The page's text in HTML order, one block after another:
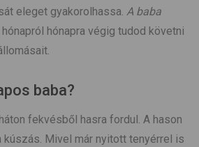
eleget gyakorolhassa. A baba
hónapra végig tudod követni
baba?
fekvésből hasra fordul. A hason
Mivel már nyitott tenyérrel is